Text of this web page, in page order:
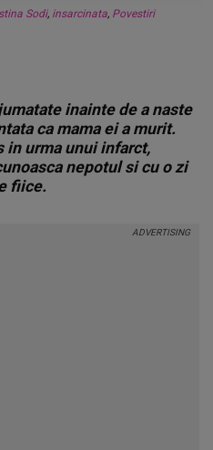
Sodi, insarcinata, Povestiri
inainte de a naste
ca mama ei a murit.
in urma unui infarct,
nepotul si cu o zi
fiice.